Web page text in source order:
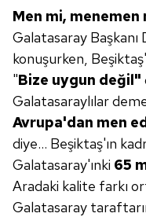
sınırlı olarak açık
Çerezlere ilişkin
vasıtasıyla
için Ayarlar butonuna
Metnimizi ziyaret
6698 sayılı Kişisel
hazırlanmış
ilgili mevzuata uygun
almak için lütfen
Men mi, menemen
Galatasaray
konuşurken,
"Bize uygun değil"
Galatasaraylılar
Avrupa'dan men
diye… Beşiktaş'ın
Galatasaray'ınki 65
Aradaki kalite farkı
Galatasaray